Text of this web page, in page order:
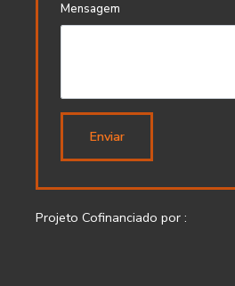
Mensagem
Enviar
Projeto Cofinanciado por :